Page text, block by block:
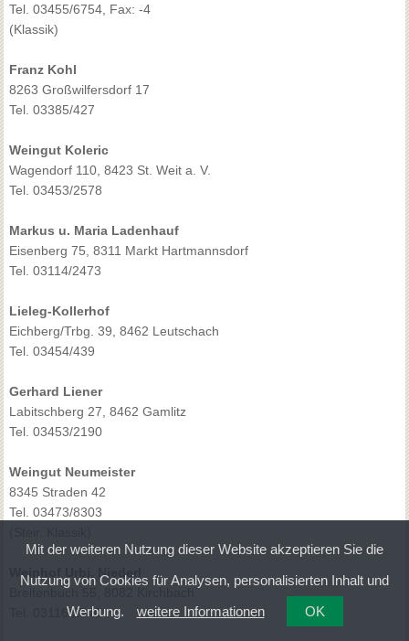
Tel. 03455/6754, Fax: -4
(Klassik)
Franz Kohl
8263 Großwilfersdorf 17
Tel. 03385/427
Weingut Koleric
Wagendorf 110, 8423 St. Weit a. V.
Tel. 03453/2578
Markus u. Maria Ladenhauf
Eisenberg 75, 8311 Markt Hartmannsdorf
Tel. 03114/2473
Lieleg-Kollerhof
Eichberg/Trbg. 39, 8462 Leutschach
Tel. 03454/439
Gerhard Liener
Labitschberg 27, 8462 Gamlitz
Tel. 03453/2190
Weingut Neumeister
8345 Straden 42
Tel. 03473/8303
Weinhof Urbi, Niederl
Breitenbuch 55, 8082 Kirchbach
Tel. 03116/2340
Mit der weiteren Nutzung dieser Website akzeptieren Sie die
Nutzung von Cookies für Analysen, personalisierten Inhalt und
Werbung.
weitere Informationen OK